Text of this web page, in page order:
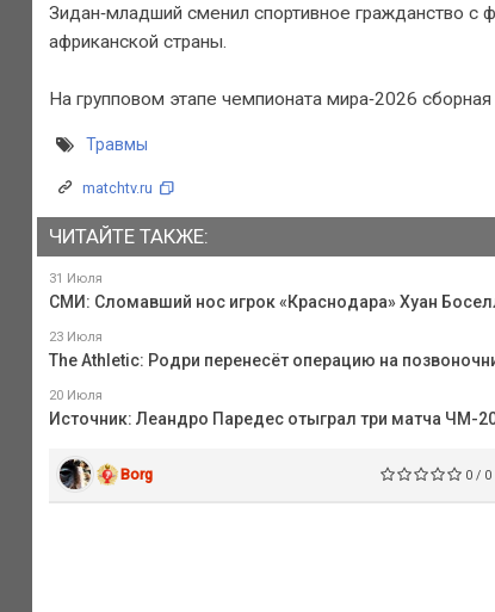
Зидан‑младший сменил спортивное гражданство с
африканской страны.
На групповом этапе чемпионата мира‑2026
Травмы
matchtv.ru
ЧИТАЙТЕ ТАКЖЕ:
31 Июля
СМИ: Сломавший нос игрок «Краснодара» Хуан
23 Июля
The Athletic: Родри перенесёт операцию на
20 Июля
Источник: Леандро Паредес отыграл три матча ЧМ-
Borg 0 / 0